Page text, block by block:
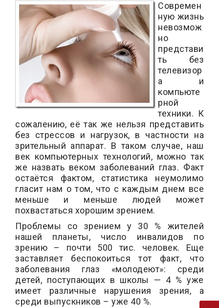
Современ
ную жизнь
невозмож
но
представи
ть без
телевизор
а и
компьюте
рной
техники. К
сожалению, её так же нельзя представить
без стрессов и нагрузок, в частности на
зрительный аппарат. В таком случае, наш
век компьютерных технологий, можно так
же назвать веком заболеваний глаз. Факт
остаётся фактом, статистика неумолимо
гласит нам о том, что с каждым днем все
меньше и меньше людей может
похвастаться хорошим зрением.
Проблемы со зрением у 30 % жителей
нашей планеты, число инвалидов по
зрению – почти 500 тис. человек. Еще
заставляет беспокоиться тот факт, что
заболевания глаз «молодеют»: среди
детей, поступающих в школы — 4 % уже
имеет различные нарушения зрения, а
среди выпускников – уже 40 %.